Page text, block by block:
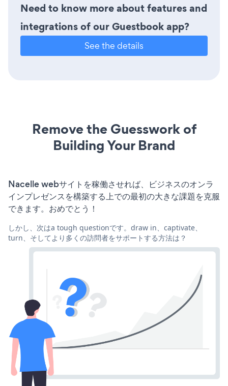
Need to know more about features and
integrations of our Guestbook app?
See the details
Remove the Guesswork of
Building Your Brand
Nacelle webサイトを稼働させれば、ビジネスのオンラ
インプレゼンスを構築する上での最初の大きな課題を克服
できます。おめでとう！
しかし、次はa tough questionです。draw in、captivate、
turn、そしてより多くの訪問者をサポートする方法は？